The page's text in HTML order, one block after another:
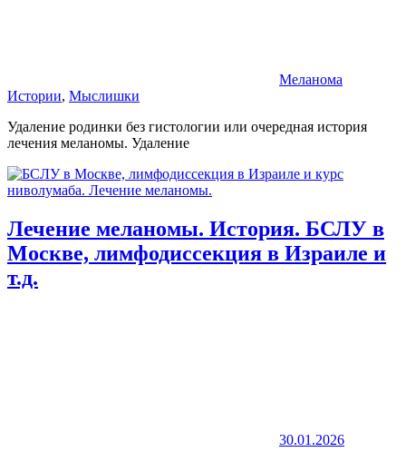
Меланома
Истории, Мыслишки
Удаление родинки без гистологии или очередная история
лечения меланомы. Удаление
Лечение меланомы. История. БСЛУ в
Москве, лимфодиссекция в Израиле и
т.д.
30.01.2026